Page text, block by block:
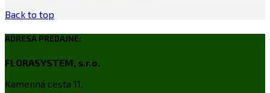
Back to top
ADRESA PREDAJNE:
FLORASYSTEM, s.r.o.
Kamenná cesta 11,